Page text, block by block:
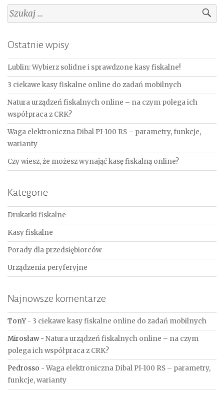
Szukaj:
Ostatnie wpisy
Lublin: Wybierz solidne i sprawdzone kasy fiskalne!
3 ciekawe kasy fiskalne online do zadań mobilnych
Natura urządzeń fiskalnych online – na czym polega ich
współpraca z CRK?
Waga elektroniczna Dibal PI-100 RS – parametry, funkcje,
warianty
Czy wiesz, że możesz wynająć kasę fiskalną online?
Kategorie
Drukarki fiskalne
Kasy fiskalne
Porady dla przedsiębiorców
Urządzenia peryferyjne
Najnowsze komentarze
TonY- 3 ciekawe kasy fiskalne online do zadań mobilnych
Mirosław- Natura urządzeń fiskalnych online – na czym
polega ich współpraca z CRK?
Pedrosso -Waga elektroniczna Dibal PI-100 RS – parametry,
funkcje, warianty